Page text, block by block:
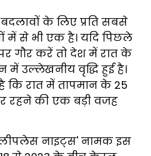
के लिए प्रति सबसे
में से भी एक है। यदि पिछले
करें तो देश में रात के
उल्लेखनीय वृद्धि हुई है।
कि रात में तापमान के 25
रहने की एक बड़ी वजह
नाइट्स' नामक इस